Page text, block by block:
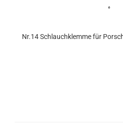
Nr.14 Schlauchklemme für